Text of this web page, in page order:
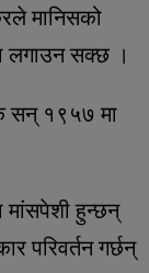
मानिसको
लगाउन सक्छ ।
सन् १९५७ मा
मांसपेशी हुन्छन्
परिवर्तन गर्छन्